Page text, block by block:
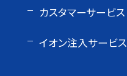
カスタマーサービス
イオン注入サービス